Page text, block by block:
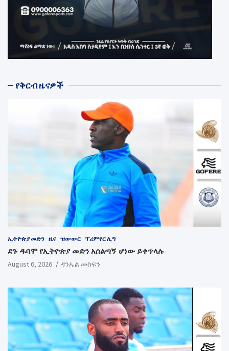
የቅርብ ዜናዎች
ኢትዮጵያ መድን ዜና ዝውውር ፕሪምየር ሊግ
ደጉ ዱባሞ የኢትዮጵያ መድን አሰልጣኝ ሆነው ይቀጥላሉ
August 6, 2026 ዳንኤል መስፍን